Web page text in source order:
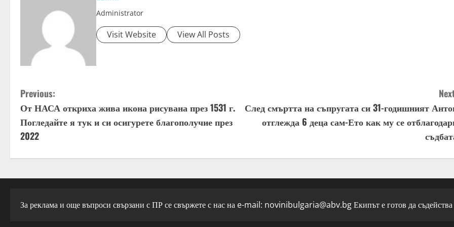
g
Administrator
Visit Website View All Posts
C
o
n
t
i
n
Previous:
От НАСА откриха жива икона рисувана през 1531 г.
Погледайте я тук и си осигурете благополучие през
2022
След смъртта на съпругата си 31-годишният
отглежда 6 деца сам-Ето как му се
За реклама и още въпроси свързани с ПР се свържете с нас на e-mail: novinibulgaria@abv.bgЕкипът е готов да